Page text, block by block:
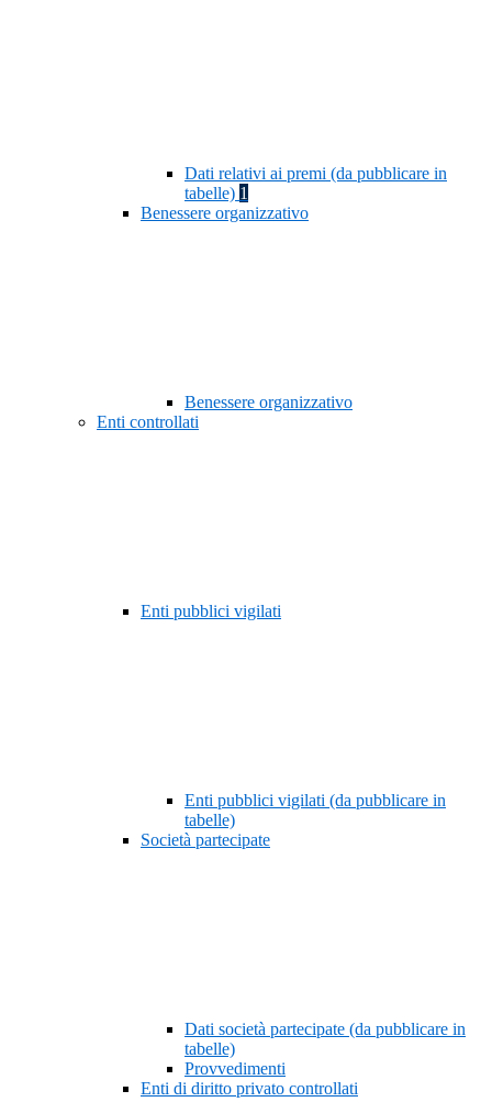
Dati relativi ai premi (da pubblicare in
tabelle) 1
Benessere organizzativo
Benessere organizzativo
Enti controllati
Enti pubblici vigilati
Enti pubblici vigilati (da pubblicare in
tabelle)
Società partecipate
Dati società partecipate (da pubblicare in
tabelle)
Provvedimenti
Enti di diritto privato controllati